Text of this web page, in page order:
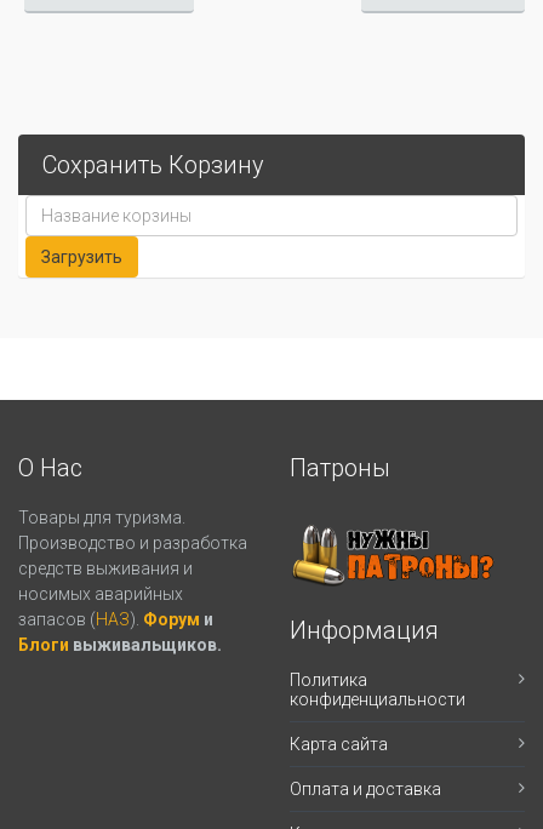
Сохранить Корзину
О Нас
Товары для туризма.
Производство и разработка
средств выживания и
носимых аварийных
запасов (НАЗ). Форум и
Блоги выживальщиков.
Патроны
Информация
Политика
конфиденциальности
Карта сайта
Оплата и доставка